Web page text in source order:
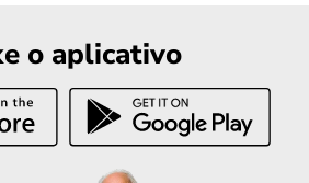
o aplicativo